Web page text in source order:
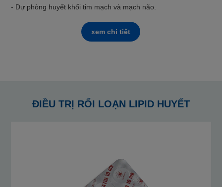
- Dự phòng huyết khối tim mạch và mạch não.
xem chi tiết
ĐIỀU TRỊ RỐI LOẠN LIPID HUYẾT